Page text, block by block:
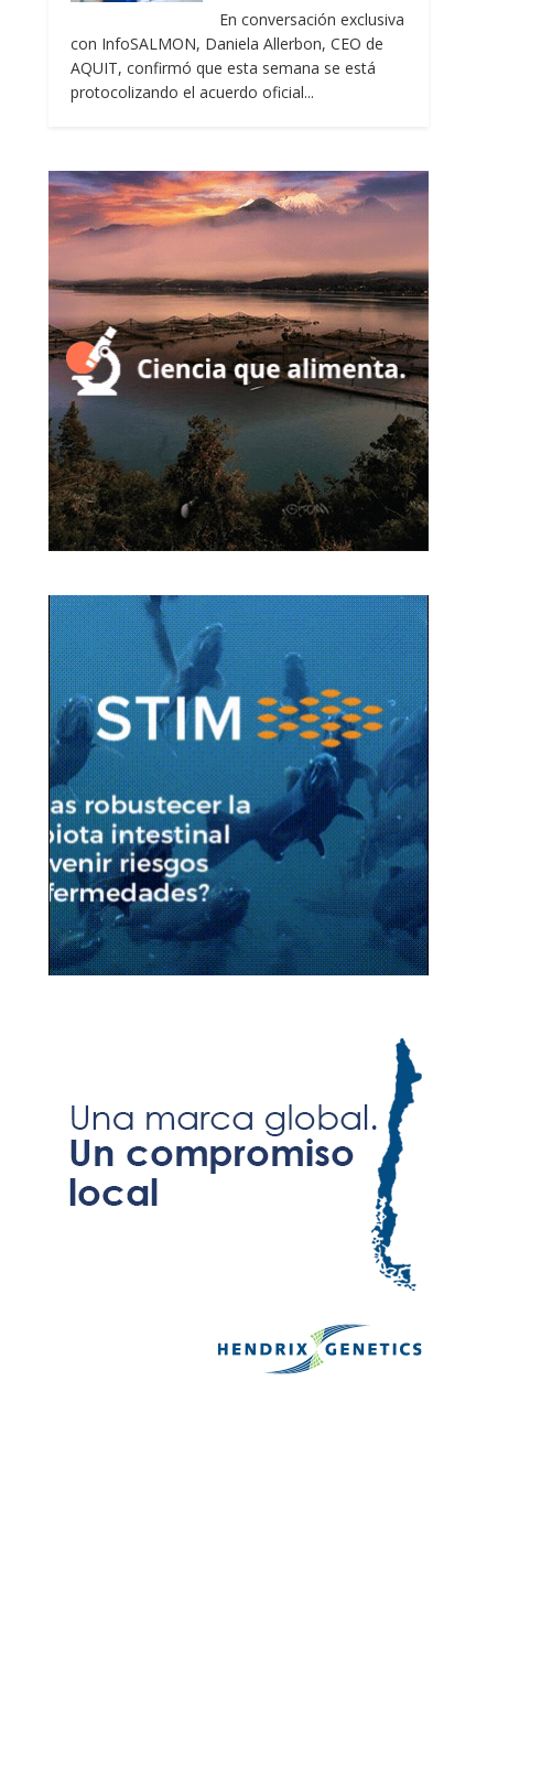
En conversación exclusiva
con InfoSALMON, Daniela Allerbon, CEO de
AQUIT, confirmó que esta semana se está
protocolizando el acuerdo oficial...